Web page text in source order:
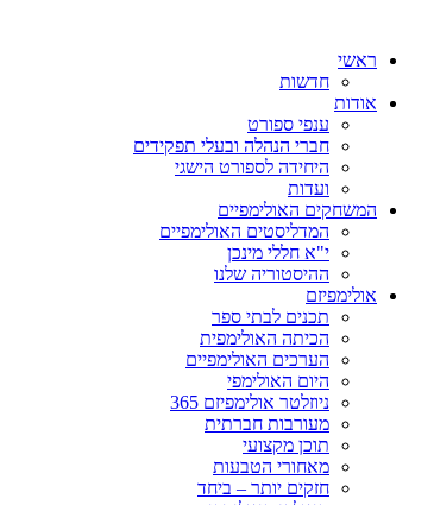
ראשי
חדשות
אודות
ענפי ספורט
חברי הנהלה ובעלי תפקידים
היחידה לספורט הישגי
ועדות
המשחקים האולימפיים
המדליסטים האולימפיים
י"א חללי מינכן
ההיסטוריה שלנו
אולימפיזם
תכנים לבתי ספר
הכיתה האולימפית
הערכים האולימפיים
היום האולימפי
ניוזלטר אולימפיזם 365
מעורבות חברתית
תוכן מקצועי
מאחורי הטבעות
חזקים יותר – ביחד